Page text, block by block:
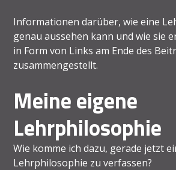
Informationen darüber, wie eine
genau aussehen kann und wie sie
in Form von Links am Ende des
zusammengestellt.
Meine eigene
Lehrphilosophie
Wie komme ich dazu, gerade jetzt
Lehrphilosophie zu verfassen?